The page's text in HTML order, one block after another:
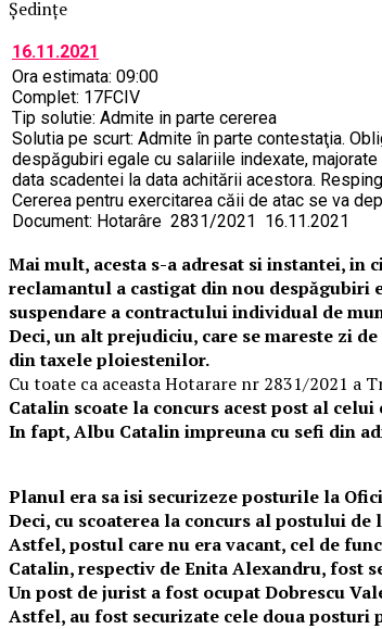
Şedinţe
16.11.2021
Ora estimata: 09:00
Complet: 17FCIV
Tip solutie: Admite in parte cererea
Solutia pe scurt: Admite în parte contestaţia.
despăgubiri egale cu salariile indexate,
data scadentei la data achitării acestora.
Cererea pentru exercitarea căii de atac se va
Document: Hotarâre 2831/2021 16.11.2021
Mai mult, acesta s-a adresat si instantei, in
reclamantul a castigat din nou despăgubiri
suspendare a contractului individual de
Deci, un alt prejudiciu, care se mareste zi
din taxele ploiestenilor.
Cu toate ca aceasta Hotarare nr 2831/2021 a
Catalin scoate la concurs acest post al
In fapt, Albu Catalin impreuna cu sefi din
Planul era sa isi securizeze posturile la
Deci, cu scoaterea la concurs al postului
Astfel, postul care nu era vacant, cel de
Catalin, respectiv de Enita Alexandru, fost
Un post de jurist a fost ocupat Dobrescu
Astfel, au fost securizate cele doua